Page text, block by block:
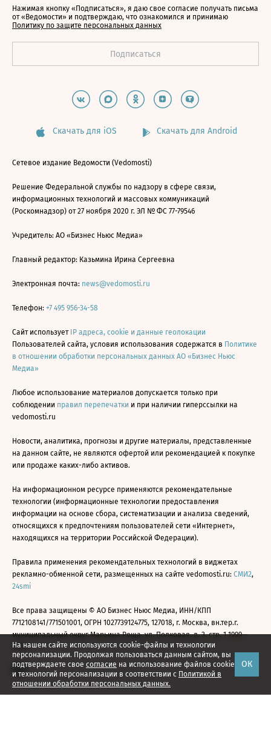
На нашем сайте используются cookie-файлы и технологии
персонализации. Продолжая пользоваться данным сайтом, вы
подтверждаете свое согласие на использование файлов cookie
и технологий персонализации в соответствии с Политикой в
отношении обработки персональных данных.
ОК
Нажимая кнопку «Подписаться», я даю свое согласие получать письма
от «Ведомости» и подтверждаю, что ознакомился и принимаю
Политику по защите персональных данных
Скачать для iOS Скачать для Android
Сетевое издание Ведомости (Vedomosti)
Решение Федеральной службы по надзору в сфере связи,
информационных технологий и массовых коммуникаций
(Роскомнадзор) от 27 ноября 2020 г. ЭЛ № ФС 77-79546
Учредитель: АО «Бизнес Ньюс Медиа»
Главный редактор: Казьмина Ирина Сергеевна
Электронная почта: news@vedomosti.ru
Телефон: +7 495 956-34-58
Сайт использует IP адреса, cookie и данные геолокации
Пользователей сайта, условия использования содержатся в Политике
в отношении обработки персональных данных АО «Бизнес Ньюс
Медиа»
Любое использование материалов допускается только при
соблюдении правил перепечатки и при наличии гиперссылки на
vedomosti.ru
Новости, аналитика, прогнозы и другие материалы, представленные
на данном сайте, не являются офертой или рекомендацией к покупке
или продаже каких-либо активов.
На информационном ресурсе применяются рекомендательные
технологии (информационные технологии предоставления
информации на основе сбора, систематизации и анализа сведений,
относящихся к предпочтениям пользователей сети «Интернет»,
находящихся на территории Российской Федерации).
Правила применения рекомендательных технологий в виджетах
рекламно-обменной сети, размещенных на сайте vedomosti.ru: СМИ2,
24smi
Все права защищены © АО Бизнес Ньюс Медиа, ИНН/КПП
7712108141/771501001, ОГРН 1027739124775, 127018, г. Москва, вн.тер.г.
муниципальный округ Марьина Роща, ул. Полковая, д. 3, стр. 1 1999—
2026